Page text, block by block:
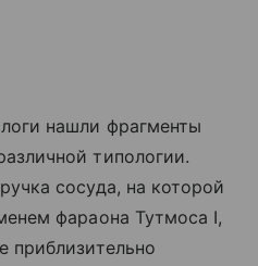
нашли фрагменты
типологии.
сосуда, на которой
фараона Тутмоса I,
приблизительно